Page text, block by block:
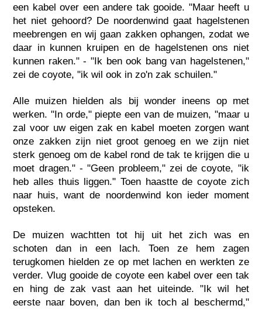
een kabel over een andere tak gooide. "Maar heeft u
het niet gehoord? De noordenwind gaat hagelstenen
meebrengen en wij gaan zakken ophangen, zodat we
daar in kunnen kruipen en de hagelstenen ons niet
kunnen raken." - "Ik ben ook bang van hagelstenen,"
zei de coyote, "ik wil ook in zo'n zak schuilen."
Alle muizen hielden als bij wonder ineens op met
werken. "In orde," piepte een van de muizen, "maar u
zal voor uw eigen zak en kabel moeten zorgen want
onze zakken zijn niet groot genoeg en we zijn niet
sterk genoeg om de kabel rond de tak te krijgen die u
moet dragen." - "Geen probleem," zei de coyote, "ik
heb alles thuis liggen." Toen haastte de coyote zich
naar huis, want de noordenwind kon ieder moment
opsteken.
De muizen wachtten tot hij uit het zich was en
schoten dan in een lach. Toen ze hem zagen
terugkomen hielden ze op met lachen en werkten ze
verder. Vlug gooide de coyote een kabel over een tak
en hing de zak vast aan het uiteinde. "Ik wil het
eerste naar boven, dan ben ik toch al beschermd,"